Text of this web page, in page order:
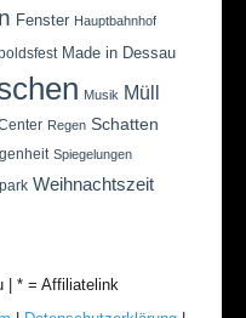
Fenster Hauptbahnhof
Made in Dessau
Musik Müll
Regen Schatten
Spiegelungen
Weihnachtszeit
| * = Affiliatelink